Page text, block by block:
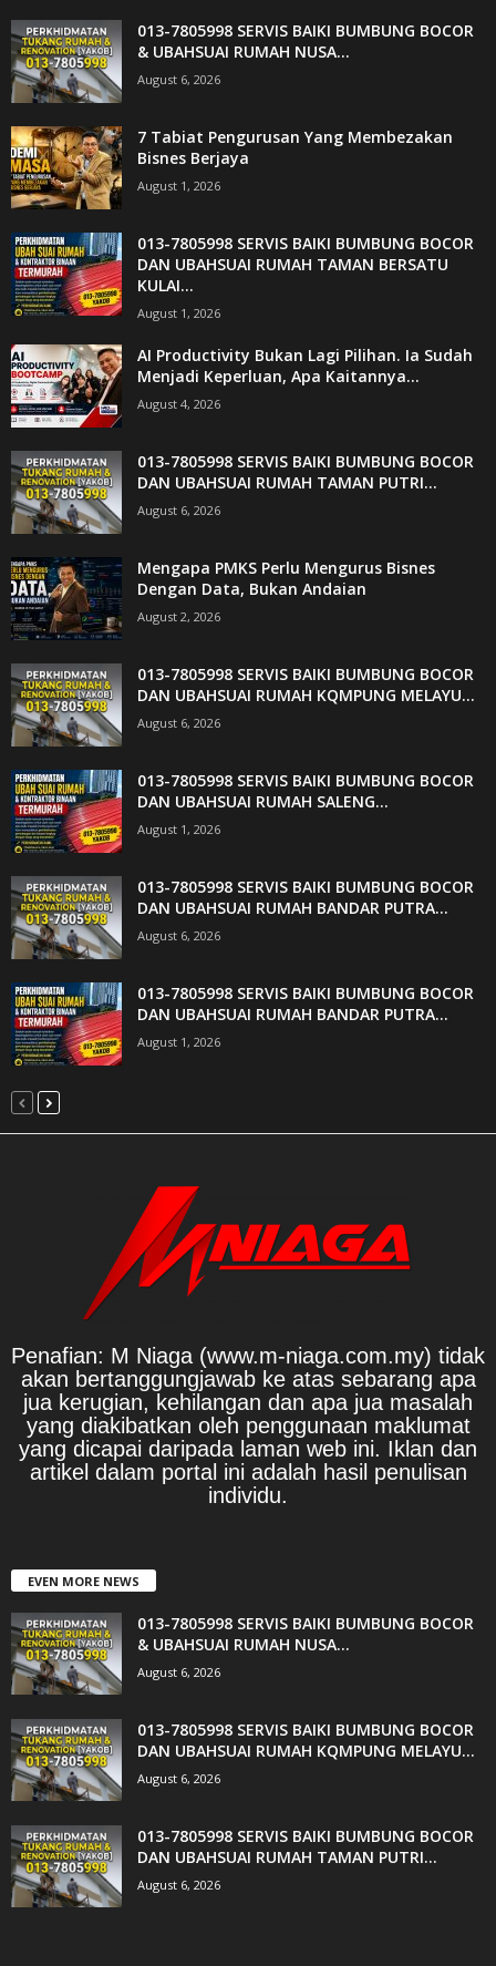
013-7805998 SERVIS BAIKI BUMBUNG BOCOR
& UBAHSUAI RUMAH NUSA...
August 6, 2026
7 Tabiat Pengurusan Yang Membezakan
Bisnes Berjaya
August 1, 2026
013-7805998 SERVIS BAIKI BUMBUNG BOCOR
DAN UBAHSUAI RUMAH TAMAN BERSATU
KULAI...
August 1, 2026
AI Productivity Bukan Lagi Pilihan. Ia Sudah
Menjadi Keperluan, Apa Kaitannya...
August 4, 2026
013-7805998 SERVIS BAIKI BUMBUNG BOCOR
DAN UBAHSUAI RUMAH TAMAN PUTRI...
August 6, 2026
Mengapa PMKS Perlu Mengurus Bisnes
Dengan Data, Bukan Andaian
August 2, 2026
013-7805998 SERVIS BAIKI BUMBUNG BOCOR
DAN UBAHSUAI RUMAH KQMPUNG MELAYU...
August 6, 2026
013-7805998 SERVIS BAIKI BUMBUNG BOCOR
DAN UBAHSUAI RUMAH SALENG...
August 1, 2026
013-7805998 SERVIS BAIKI BUMBUNG BOCOR
DAN UBAHSUAI RUMAH BANDAR PUTRA...
August 6, 2026
013-7805998 SERVIS BAIKI BUMBUNG BOCOR
DAN UBAHSUAI RUMAH BANDAR PUTRA...
August 1, 2026
Penafian: M Niaga (www.m-niaga.com.my) tidak
akan bertanggungjawab ke atas sebarang apa
jua kerugian, kehilangan dan apa jua masalah
yang diakibatkan oleh penggunaan maklumat
yang dicapai daripada laman web ini. Iklan dan
artikel dalam portal ini adalah hasil penulisan
individu.
EVEN MORE NEWS
013-7805998 SERVIS BAIKI BUMBUNG BOCOR
& UBAHSUAI RUMAH NUSA...
August 6, 2026
013-7805998 SERVIS BAIKI BUMBUNG BOCOR
DAN UBAHSUAI RUMAH KQMPUNG MELAYU...
August 6, 2026
013-7805998 SERVIS BAIKI BUMBUNG BOCOR
DAN UBAHSUAI RUMAH TAMAN PUTRI...
August 6, 2026